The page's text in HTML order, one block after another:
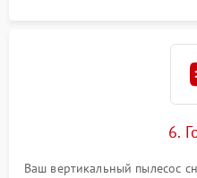
6.
Ваш вертикальный пылесос